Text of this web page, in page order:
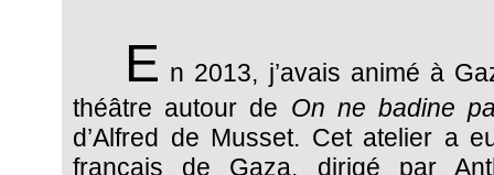
E n 2013, j’avais animé à
théâtre autour de On ne badine
d’Alfred de Musset. Cet atelier a
français de Gaza, dirigé par